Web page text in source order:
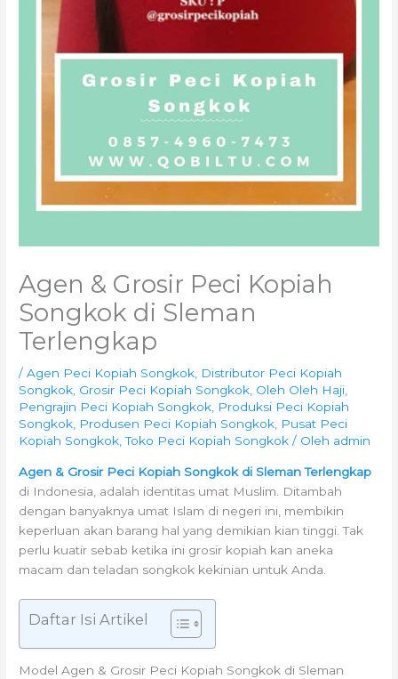
Agen & Grosir Peci Kopiah
Songkok di Sleman
Terlengkap
/Agen Peci Kopiah Songkok Distributor Peci Kopiah
Songkok Grosir Peci Kopiah Songkok Oleh Oleh Haji
Pengrajin Peci Kopiah Songkok Produksi Peci Kopiah
Songkok Produsen Peci Kopiah Songkok Pusat Peci
Kopiah Songkok ,Toko Peci Kopiah Songkok / Oleh admin
Agen & Grosir Peci Kopiah Songkok di Sleman Terlengkap
di Indonesia, adalah identitas umat Muslim. Ditambah
dengan banyaknya umat Islam di negeri ini, membikin
keperluan akan barang hal yang demikian kian tinggi. Tak
perlu kuatir sebab ketika ini grosir kopiah kan aneka
macam dan teladan songkok kekinian untuk Anda.
Daftar Isi Artikel
Model Agen & Grosir Peci Kopiah Songkok di Sleman